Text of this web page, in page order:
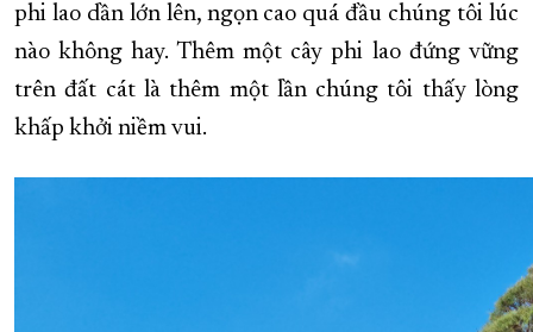
phi lao dần lớn lên, ngọn cao quá đầu chúng tôi lúc
nào không hay. Thêm một cây phi lao đứng vững
trên đất cát là thêm một lần chúng tôi thấy lòng
khấp khởi niềm vui.